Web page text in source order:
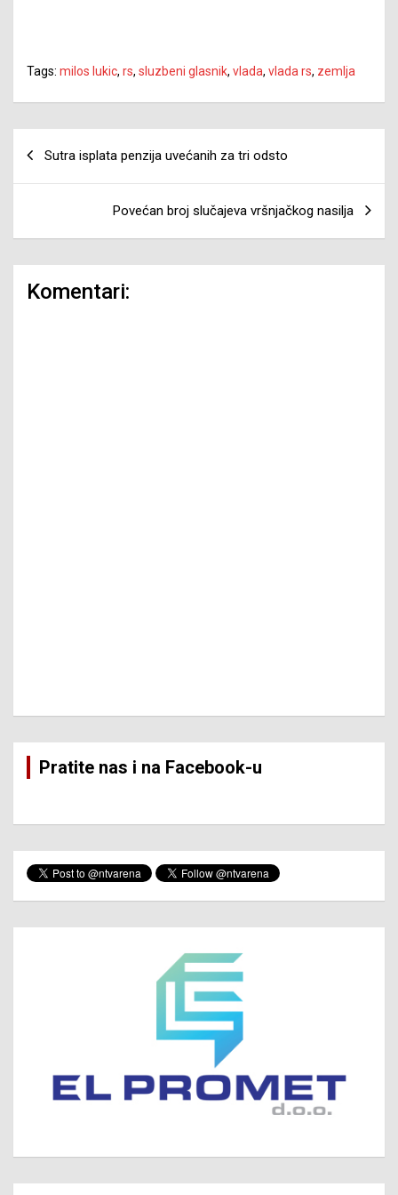
Tags: milos lukic, rs, sluzbeni glasnik, vlada, vlada rs, zemlja
članaka
Sutra isplata penzija uvećanih za tri odsto
Povećan broj slučajeva vršnjačkog nasilja
Komentari:
Pratite nas i na Facebook-u